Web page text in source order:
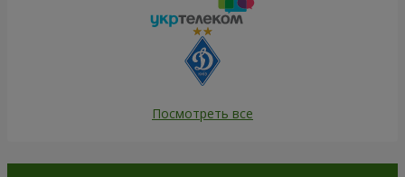
Посмотреть все